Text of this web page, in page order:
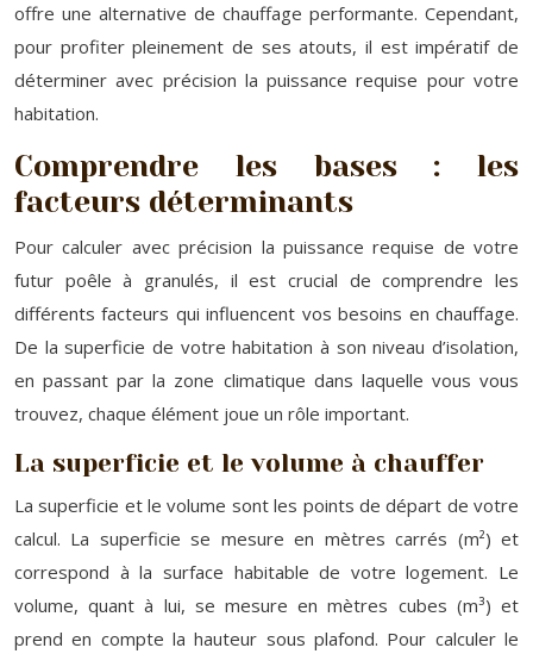
offre une alternative de chauffage performante. Cependant,
pour profiter pleinement de ses atouts, il est impératif de
déterminer avec précision la puissance requise pour votre
habitation.
Comprendre les bases : les
facteurs déterminants
Pour calculer avec précision la puissance requise de votre
futur poêle à granulés, il est crucial de comprendre les
différents facteurs qui influencent vos besoins en chauffage.
De la superficie de votre habitation à son niveau d’isolation,
en passant par la zone climatique dans laquelle vous vous
trouvez, chaque élément joue un rôle important.
La superficie et le volume à chauffer
La superficie et le volume sont les points de départ de votre
calcul. La superficie se mesure en mètres carrés (m²) et
correspond à la surface habitable de votre logement. Le
volume, quant à lui, se mesure en mètres cubes (m³) et
prend en compte la hauteur sous plafond. Pour calculer le